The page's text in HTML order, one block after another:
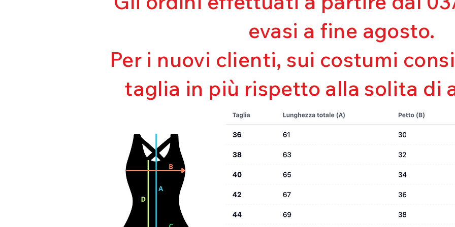
Asciugatura
evasi a fine agosto.
Per i nuovi clienti, sui costumi
taglia in più rispetto alla solita di